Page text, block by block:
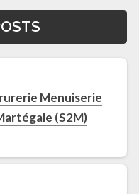
Menuiserie
(S2M)